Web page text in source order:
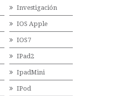
Investigación
IOS Apple
IOS7
IPad2
IpadMini
IPod